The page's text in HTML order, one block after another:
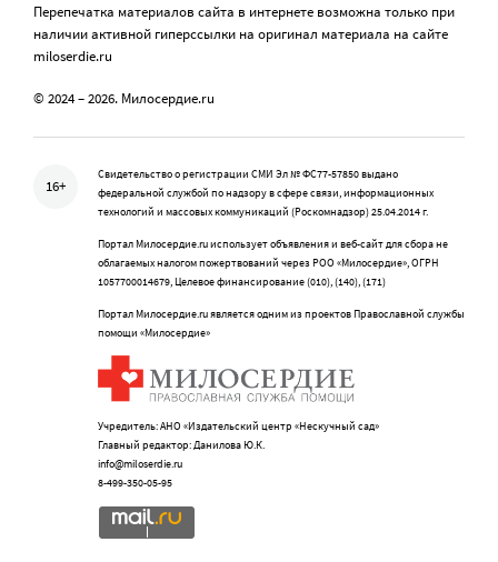
Перепечатка материалов сайта в интернете возможна только при
наличии активной гиперссылки на оригинал материала на сайте
miloserdie.ru
© 2024 – 2026. Милосердие.ru
16+
Свидетельство о регистрации СМИ Эл № ФС77-57850 выдано
федеральной службой по надзору в сфере связи, информационных
технологий и массовых коммуникаций (Роскомнадзор) 25.04.2014 г.
Портал Милосердие.ru использует объявления и веб-сайт для сбора не
облагаемых налогом пожертвований через РОО «Милосердие», ОГРН
1057700014679, Целевое финансирование (010), (140), (171)
Портал Милосердие.ru является одним из проектов Православной службы
помощи «Милосердие»
Учредитель: АНО «Издательский центр «Нескучный сад»
Главный редактор: Данилова Ю.К.
info@miloserdie.ru
8-499-350-05-95